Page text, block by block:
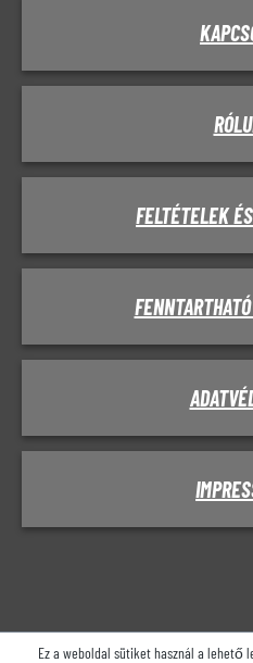
FELTÉTELEK
Ez a weboldal sütiket használ a lehető